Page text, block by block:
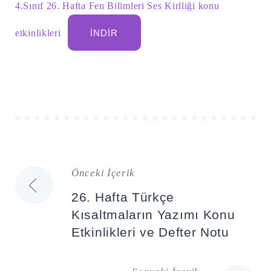
4.Sınıf 26. Hafta Fen Bilimleri Ses Kirlliği konu
etkinlikleri İNDIR
Yazı
gezinmesi
Önceki İçerik
26. Hafta Türkçe
Kısaltmaların Yazımı Konu
Etkinlikleri ve Defter Notu